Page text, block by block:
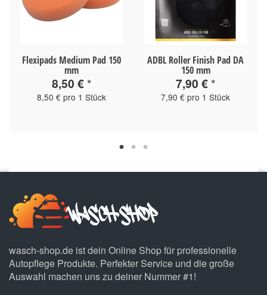
Flexipads Medium Pad 150
mm
8,50 €*
8,50 € pro 1 Stück
ADBL Roller Finish Pad DA
150 mm
7,90 €*
7,90 € pro 1 Stück
wasch-shop.de ist dein Online Shop für professionelle
Autopflege Produkte. Perfekter Service und die große
Auswahl machen uns zu deiner Nummer #1!